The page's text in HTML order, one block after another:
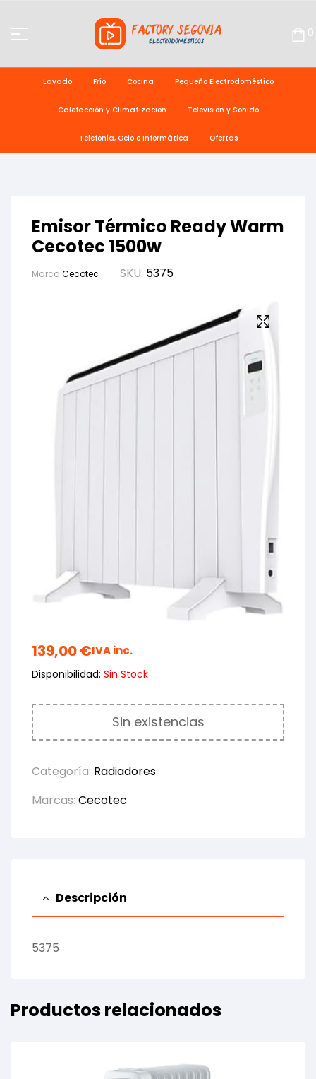
0
Lavado Frío Cocina Pequeño Electrodoméstico
Calefacción y Climatización Televisión y Sonido
Telefonía, Ocio e Informática Ofertas
Emisor Térmico Ready Warm
Cecotec 1500w
Marca:Cecotec SKU: 5375
139,00€IVA inc.
Disponibilidad: Sin Stock
Sin existencias
Categoría: Radiadores
Marcas: Cecotec
Descripción
5375
Productos relacionados